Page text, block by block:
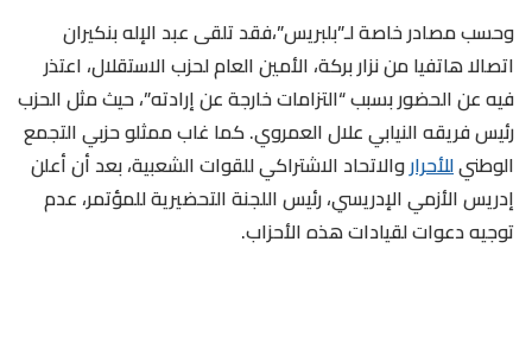
وحسب مصادر خاصة لـ”بلبريس”،فقد تلقى عبد الإله بنكيران
اتصالا هاتفيا من نزار بركة، الأمين العام لحزب الاستقلال، اعتذر
فيه عن الحضور بسبب “التزامات خارجة عن إرادته”، حيث مثل الحزب
رئيس فريقه النيابي علال العمروي. كما غاب ممثلو حزبي التجمع
الوطنيللأحراروالاتحاد الاشتراكي للقوات الشعبية، بعد أن أعلن
إدريس الأزمي الإدريسي، رئيس اللجنة التحضيرية للمؤتمر، عدم
توجيه دعوات لقيادات هذه الأحزاب.